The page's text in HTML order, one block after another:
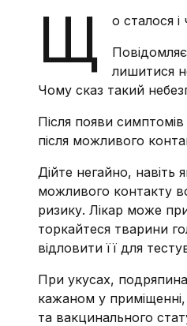
Щ
о сталося
лишитися
Чому сказ такий
Після появи
після можливого
Дійте негайно,
можливого контакту
ризику. Лікар може
торкайтеся тварини
відловити її для
При укусах,
кажаном у
та вакцинального